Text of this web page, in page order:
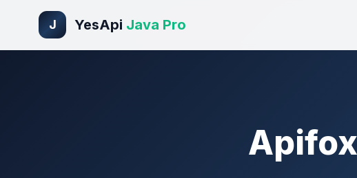
J YesApi Java Pro
Apifox